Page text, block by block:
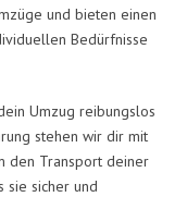
und bieten einen
Bedürfnisse
Umzug reibungslos
stehen wir dir mit
den Transport deiner
sie sicher und